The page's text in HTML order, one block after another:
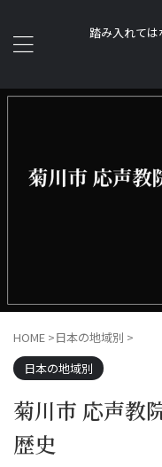
踏み入れて
HOME >日本の地域別 >
日本の地域別
菊川市 応声教
歴史